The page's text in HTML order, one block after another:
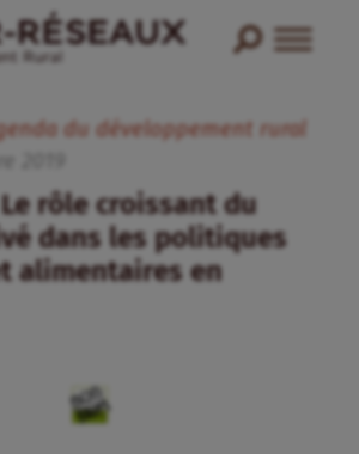
du développement rural
rôle croissant du
dans les politiques
alimentaires en